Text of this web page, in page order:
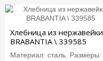
Хлебница из нержавейки
BRABANTIA \ 339585
Материал: сталь. Размеры: